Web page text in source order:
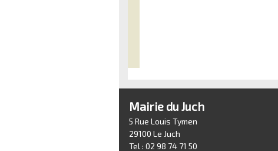
Mairie du Juch
5 Rue Louis Tymen
29100 Le Juch
Tel : 02 98 74 71 50